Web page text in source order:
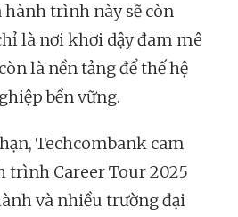
hành trình này sẽ còn
là nơi khơi dậy đam mê
là nền tảng để thế hệ
bền vững.
Techcombank cam
trình Career Tour 2025
và nhiều trường đại